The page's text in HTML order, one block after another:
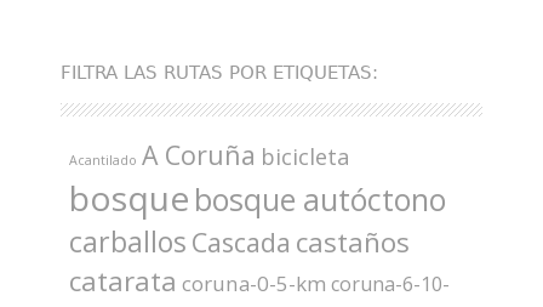
FILTRA LAS RUTAS POR ETIQUETAS:
Acantilado A Coruña bicicleta
bosque bosque autóctono
carballos Cascada castaños
catarata coruna-0-5-km coruna-6-10-